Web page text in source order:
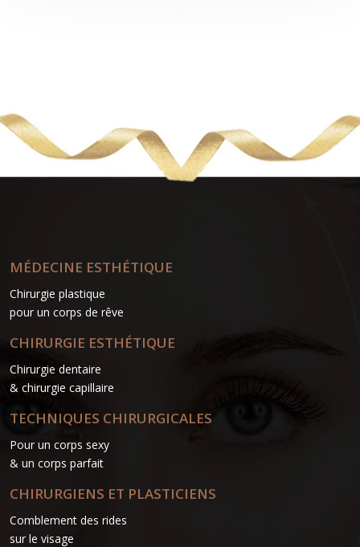
MÉDECINE ESTHÉTIQUE
Chirurgie plastique
pour un corps de rêve
CHIRURGIE ESTHÉTIQUE
Chirurgie dentaire
& chirurgie capillaire
TECHNIQUES CHIRURGICALES
Pour un corps sexy
& un corps parfait
CHIRURGIENS ET PLASTICIENS
Comblement des rides
sur le visage